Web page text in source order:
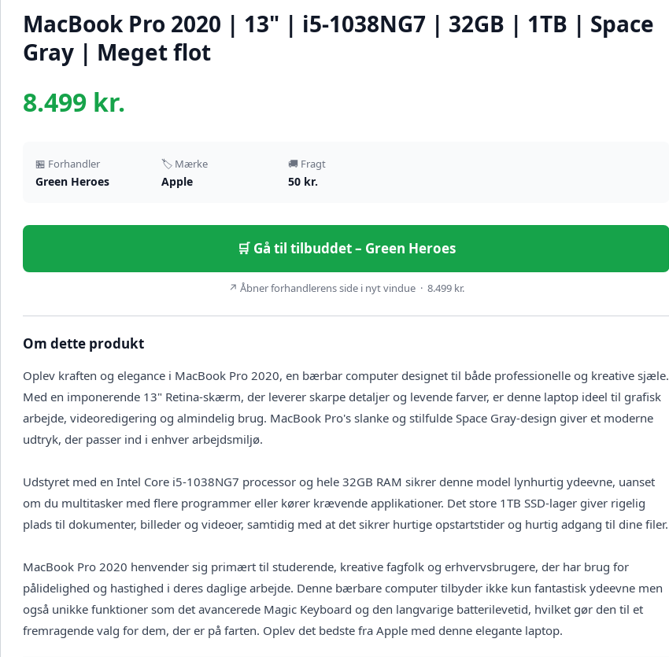
MacBook Pro 2020 | 13" | i5-1038NG7 | 32GB | 1TB | Space
Gray | Meget flot
8.499 kr.
🏪 Forhandler
Green Heroes
🏷️ Mærke
Apple
🚚 Fragt
50 kr.
🛒 Gå til tilbuddet – Green Heroes
↗ Åbner forhandlerens side i nyt vindue · 8.499 kr.
Om dette produkt
Oplev kraften og elegance i MacBook Pro 2020, en bærbar computer designet til både professionelle og kreative sjæle.
Med en imponerende 13" Retina-skærm, der leverer skarpe detaljer og levende farver, er denne laptop ideel til grafisk
arbejde, videoredigering og almindelig brug. MacBook Pro's slanke og stilfulde Space Gray-design giver et moderne
udtryk, der passer ind i enhver arbejdsmiljø.
Udstyret med en Intel Core i5-1038NG7 processor og hele 32GB RAM sikrer denne model lynhurtig ydeevne, uanset
om du multitasker med flere programmer eller kører krævende applikationer. Det store 1TB SSD-lager giver rigelig
plads til dokumenter, billeder og videoer, samtidig med at det sikrer hurtige opstartstider og hurtig adgang til dine filer.
MacBook Pro 2020 henvender sig primært til studerende, kreative fagfolk og erhvervsbrugere, der har brug for
pålidelighed og hastighed i deres daglige arbejde. Denne bærbare computer tilbyder ikke kun fantastisk ydeevne men
også unikke funktioner som det avancerede Magic Keyboard og den langvarige batterilevetid, hvilket gør den til et
fremragende valg for dem, der er på farten. Oplev det bedste fra Apple med denne elegante laptop.